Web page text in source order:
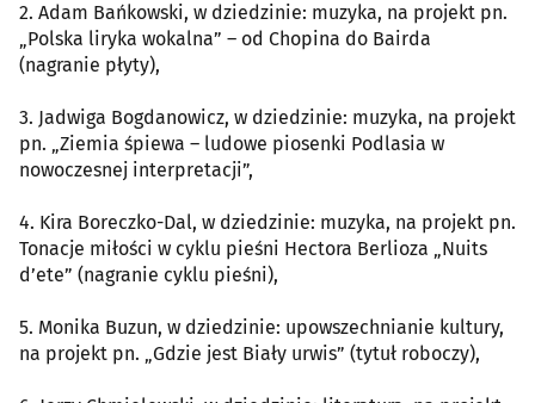
2. Adam Bańkowski, w dziedzinie: muzyka, na projekt pn.
„Polska liryka wokalna” – od Chopina do Bairda
(nagranie płyty),
3. Jadwiga Bogdanowicz, w dziedzinie: muzyka, na projekt
pn. „Ziemia śpiewa – ludowe piosenki Podlasia w
nowoczesnej interpretacji”,
4. Kira Boreczko-Dal, w dziedzinie: muzyka, na projekt pn.
Tonacje miłości w cyklu pieśni Hectora Berlioza „Nuits
d’ete” (nagranie cyklu pieśni),
5. Monika Buzun, w dziedzinie: upowszechnianie kultury,
na projekt pn. „Gdzie jest Biały urwis” (tytuł roboczy),